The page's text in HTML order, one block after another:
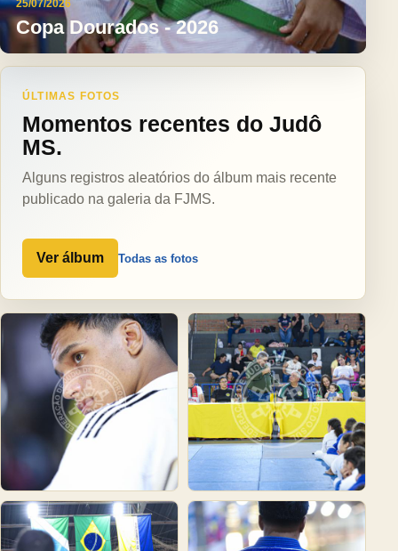
25/07/2026
Copa Dourados - 2026
ÚLTIMAS FOTOS
Momentos recentes do Judô
MS.
Alguns registros aleatórios do álbum mais recente
publicado na galeria da FJMS.
Ver álbum Todas as fotos